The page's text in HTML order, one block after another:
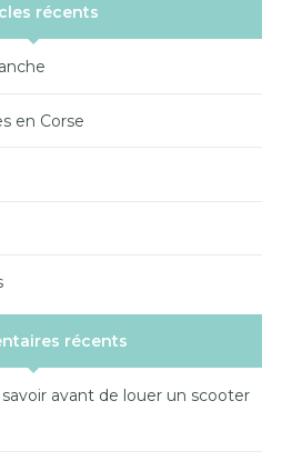
récents
en Corse
récents
avant de louer un scooter